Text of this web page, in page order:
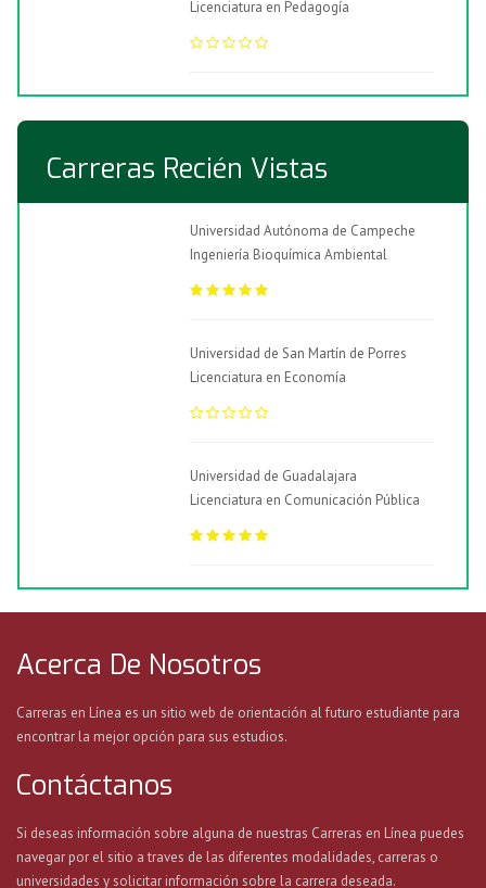
Licenciatura en Pedagogía
Carreras Recién Vistas
Universidad Autónoma de Campeche
Ingeniería Bioquímica Ambiental
Universidad de San Martín de Porres
Licenciatura en Economía
Universidad de Guadalajara
Licenciatura en Comunicación Pública
Acerca De Nosotros
Carreras en Línea es un sitio web de orientación al futuro estudiante para
encontrar la mejor opción para sus estudios.
Contáctanos
Si deseas información sobre alguna de nuestras Carreras en Línea puedes
navegar por el sitio a traves de las diferentes modalidades, carreras o
universidades y solicitar información sobre la carrera deseada.